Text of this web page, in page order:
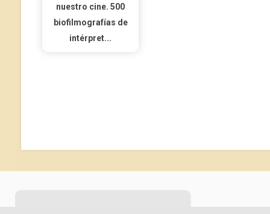
nuestro cine. 500
biofilmografías de
intérpret...